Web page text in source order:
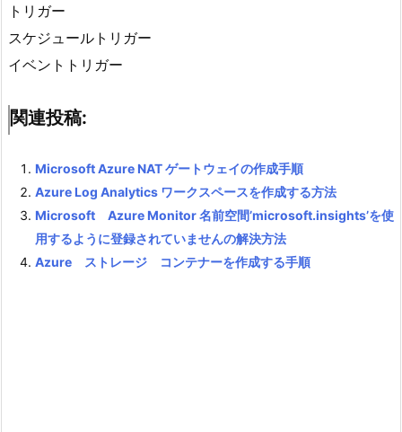
トリガー
スケジュールトリガー
イベントトリガー
関連投稿:
Microsoft Azure NAT ゲートウェイの作成手順
Azure Log Analytics ワークスペースを作成する方法
Microsoft Azure Monitor 名前空間’microsoft.insights’を使
用するように登録されていませんの解決方法
Azure ストレージ コンテナーを作成する手順